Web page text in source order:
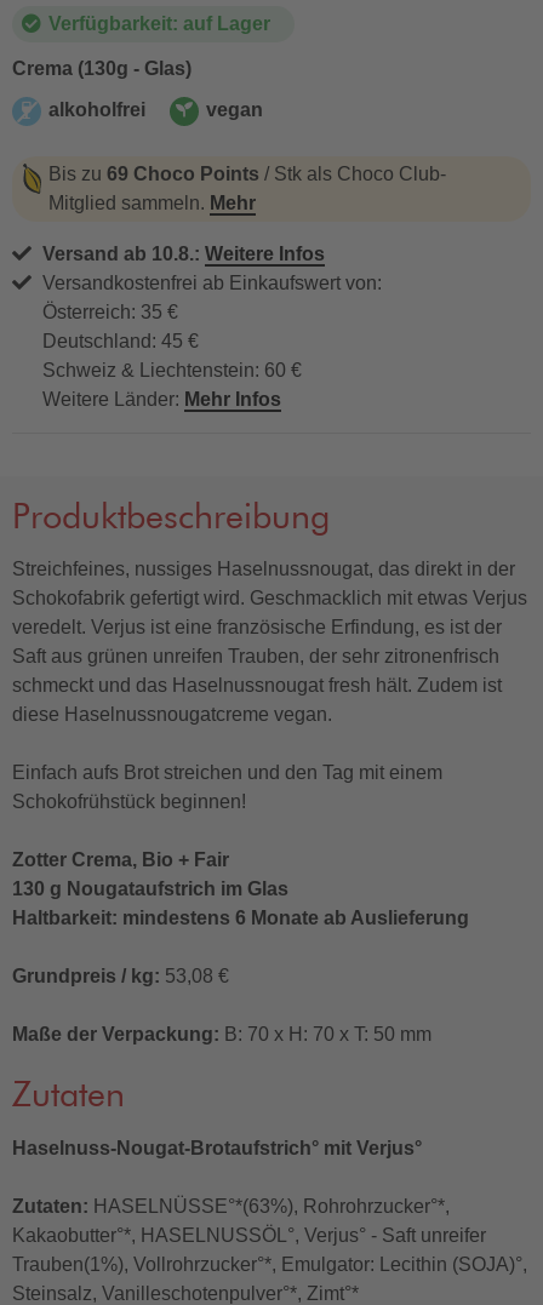
Verfügbarkeit: auf Lager
Crema (130g - Glas)
alkoholfrei
vegan
Bis zu 69 Choco Points / Stk als Choco Club-
Mitglied sammeln. Mehr
Versand ab 10.8.: Weitere Infos
Versandkostenfrei ab Einkaufswert von:
Österreich: 35 €
Deutschland: 45 €
Schweiz & Liechtenstein: 60 €
Weitere Länder: Mehr Infos
Produktbeschreibung
Streichfeines, nussiges Haselnussnougat, das direkt in der
Schokofabrik gefertigt wird. Geschmacklich mit etwas Verjus
veredelt. Verjus ist eine französische Erfindung, es ist der
Saft aus grünen unreifen Trauben, der sehr zitronenfrisch
schmeckt und das Haselnussnougat fresh hält. Zudem ist
diese Haselnussnougatcreme vegan.
Einfach aufs Brot streichen und den Tag mit einem
Schokofrühstück beginnen!
Zotter Crema, Bio + Fair
130 g Nougataufstrich im Glas
Haltbarkeit: mindestens 6 Monate ab Auslieferung
Grundpreis / kg: 53,08 €
Maße der Verpackung: B: 70 x H: 70 x T: 50 mm
Zutaten
Haselnuss-Nougat-Brotaufstrich° mit Verjus°
Zutaten: HASELNÜSSE°*(63%), Rohrohrzucker°*,
Kakaobutter°*, HASELNUSSÖL°, Verjus° - Saft unreifer
Trauben(1%), Vollrohrzucker°*, Emulgator: Lecithin (SOJA)°,
Steinsalz, Vanilleschotenpulver°*, Zimt°*